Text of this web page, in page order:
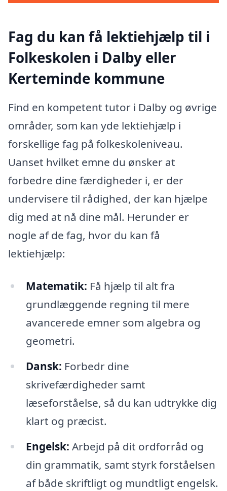
Fag du kan få lektiehjælp til i
Folkeskolen i Dalby eller
Kerteminde kommune
Find en kompetent tutor i Dalby og øvrige
områder, som kan yde lektiehjælp i
forskellige fag på folkeskoleniveau.
Uanset hvilket emne du ønsker at
forbedre dine færdigheder i, er der
undervisere til rådighed, der kan hjælpe
dig med at nå dine mål. Herunder er
nogle af de fag, hvor du kan få
lektiehjælp:
Matematik: Få hjælp til alt fra
grundlæggende regning til mere
avancerede emner som algebra og
geometri.
Dansk: Forbedr dine
skrivefærdigheder samt
læseforståelse, så du kan udtrykke dig
klart og præcist.
Engelsk: Arbejd på dit ordforråd og
din grammatik, samt styrk forståelsen
af både skriftligt og mundtligt engelsk.